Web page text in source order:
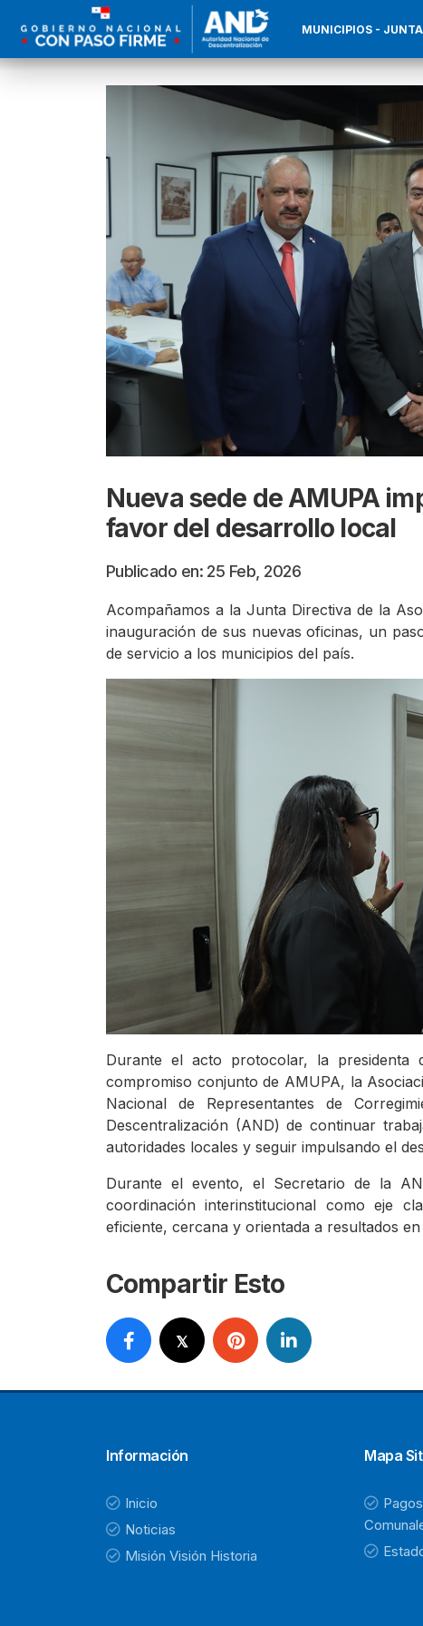
MUNICIPIOS -
Nueva sede de AMUPA
favor del desarrollo local
Publicado en: 25 Feb, 2026
Acompañamos a la Junta Directiva de la
inauguración de sus nuevas oficinas, un
de servicio a los municipios del país.
Durante el acto protocolar, la presidenta
compromiso conjunto de AMUPA, la
Nacional de Representantes de
Descentralización (AND) de continuar
autoridades locales y seguir impulsando el
Durante el evento, el Secretario de la
coordinación interinstitucional como eje
eficiente, cercana y orientada a resultados
Compartir Esto
Información
Inicio
Noticias
Misión Visión Historia
Mapa